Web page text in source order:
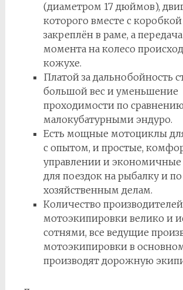
(диаметром 17 дюймов),
которого вместе с
закреплён в раме, а
момента на колесо
кожухе.
Платой за дальнобойность
большой вес и уменьшение
проходимости по
малокубатурными эндуро.
Есть мощные мотоциклы
с опытом, и простые,
управлении и
для поездок на рыбалку и
хозяйственным делам.
Количество
мотоэкипировки велико и
сотнями, все ведущие
мотоэкипировки в
производят дорожную